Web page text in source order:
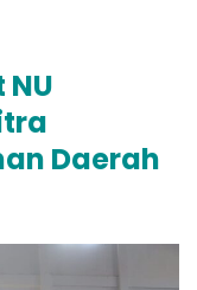
Daerah